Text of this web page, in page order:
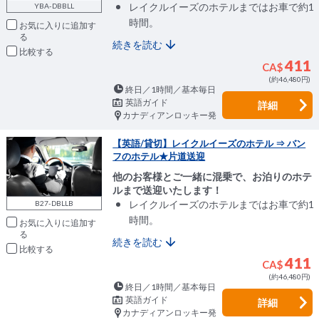
YBA-DBBLL
お気に入りに追加
比較
レイクルイーズのホテルまではお車で約1
時間。
続きを読む
CA$411
(約46,480円)
終日／1時間／基本毎日
英語ガイド
カナディアンロッキー発
詳細
B27-DBLLB
お気に入りに追加
比較
【英語/貸切】レイクルイーズのホテル ⇒ バン
フのホテル★片道送迎
他のお客様とご一緒に混乗で、お泊りのホテ
ルまで送迎いたします！
レイクルイーズのホテルまではお車で約1
時間。
続きを読む
CA$411
(約46,480円)
終日／1時間／基本毎日
英語ガイド
カナディアンロッキー発
詳細